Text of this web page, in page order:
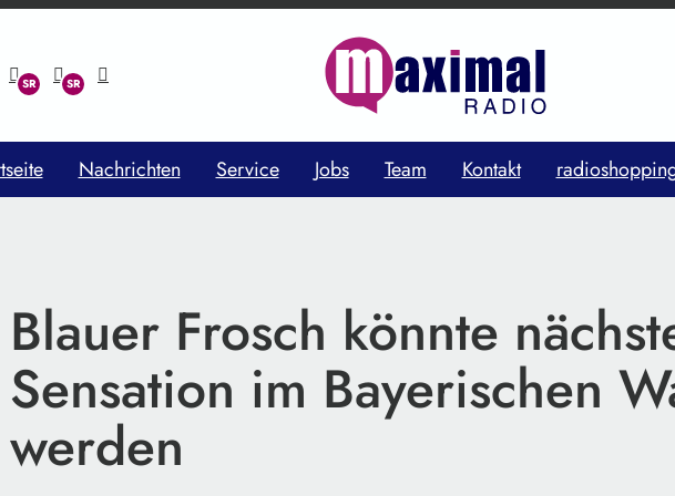
Nachrichten Service Jobs Team Kontakt
Blauer Frosch könnte
Sensation im Bayerischen
werden